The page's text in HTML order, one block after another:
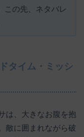
この先、ネタバレ
タイム・ミッシ
は、大きなお腹を抱
敵に囲まれながら破